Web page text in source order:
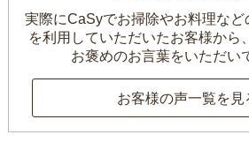
実際にCaSyでお掃除やお料理など
を利用していただいたお客様から、
お褒めのお言葉をいただい
お客様の声一覧を見